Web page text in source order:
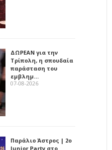
ΔΩΡΕΑΝ για την
Τρίπολη, η σπουδαία
παράσταση του
εμβλημ…
07-08-2026
Παράλιο Άστρος | 2ο
Junior Party στο